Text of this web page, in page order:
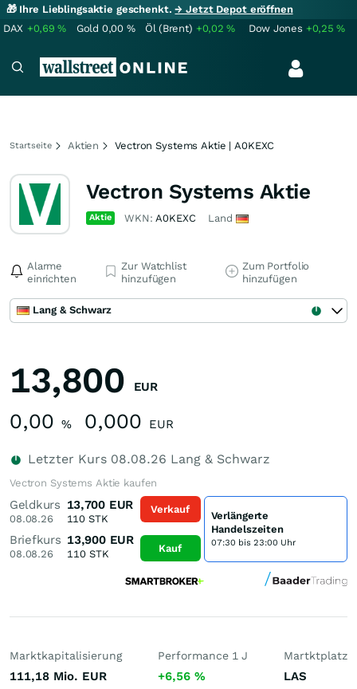
🎁 Ihre Lieblingsaktie geschenkt.→ Jetzt Depot eröffnen
DAX +0,69% Gold 0,00 % Öl (Brent) +0,02% Dow Jones +0,25%
Startseite Aktien Vectron Systems Aktie | A0KEXC
Vectron Systems Aktie
Aktie WKN:A0KEXC Land
Alarme
einrichten
Zur Watchlist
hinzufügen
Zum Portfolio
hinzufügen
Lang & Schwarz
13,800 EUR
0,00 % 0,000 EUR
Letzter Kurs 08.08.26 Lang & Schwarz
Vectron Systems Aktie kaufen
Geldkurs
08.08.26
13,700 EUR
110 STK
Briefkurs
08.08.26
13,900 EUR
110STK
Verkauf
Kauf
Verlängerte
Handelszeiten
07:30 bis 23:00 Uhr
Marktkapitalisierung
111,18 Mio. EUR
Performance 1 J
+6,56 %
Martktplatz
LAS